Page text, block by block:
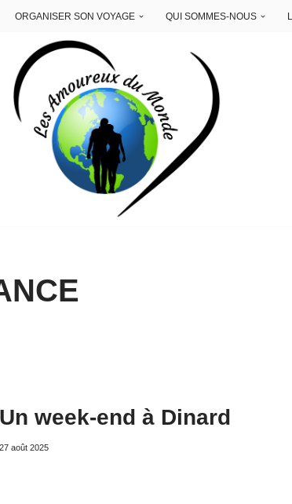
ORGANISER SON VOYAGE QUI SOMMES-NOUS
Un week-end à Dinard
27 août 2025